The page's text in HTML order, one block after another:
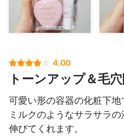
4.00
トーンアップ＆毛
可愛い形の容器の化粧下地
ミルクのようなサラサラ
伸びてくれます。